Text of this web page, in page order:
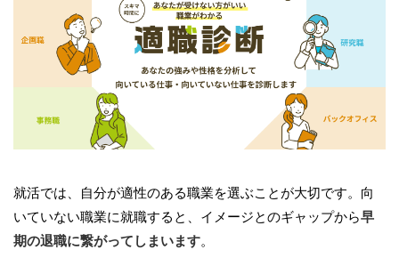
就活では、自分が適性のある職業を選ぶことが大切です。向
いていない職業に就職すると、イメージとのギャップから早
期の退職に繋がってしまいます。